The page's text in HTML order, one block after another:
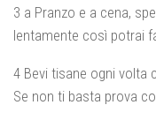
3 a Pranzo e a cena,
lentamente così potrai
4 Bevi tisane ogni volta
Se non ti basta prova